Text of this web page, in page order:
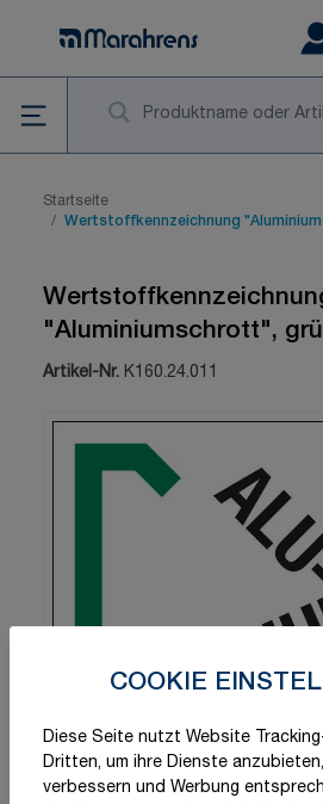
COOKIE
Diese Seite nutzt Website
Dritten, um ihre Dienste
verbessern und Werbung
Startseite
/ Wertstoffkennzeichnung
"Aluminiumschrott",
Artikel-Nr. K160.24.011